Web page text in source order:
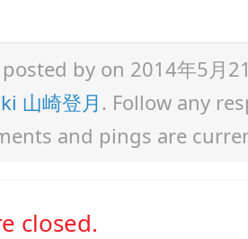
by on 2014年5月
山崎登月 . Follow any
and pings are
closed.